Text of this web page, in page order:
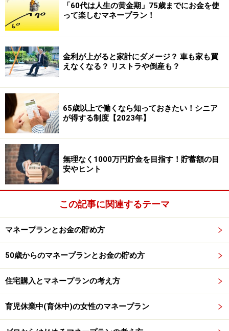
親同居シングルの人のうち、親にお金を納めている人は
約６割、金額は1ヶ月当たり３．５万円となっていま
す。一方、非親同居シングルの場合は、約３割の人が１
ヶ月当たり３万円のお金を納めており、親同居シングル
よりも割合は少ないものの、金額的には5000円の差にと
どまっています。
＜親に納めているお金＞
でも、親と同居ならお金にもゆとりがありそうなものな
のに、なぜ４割の人が親にお金を渡していないのでしょ
次のページは「親同居シングルの収入と自由に使えるお
金」
※記事内容は執筆時点のものです。最新の内容をご確認くださ
い。
本記事の内容は一般的な情報提供を目的としており、特定の金融
「60代は人生の黄金期」75歳までにお金を使
って楽しむマネープラン！
金利が上がると家計にダメージ？ 車も家も買
えなくなる？ リストラや倒産も？
65歳以上で働くなら知っておきたい！シニア
が得する制度【2023年】
無理なく1000万円貯金を目指す！貯蓄額の目
安やヒント
この記事に関連するテーマ
マネープランとお金の貯め方
50歳からのマネープランとお金の貯め方
住宅購入とマネープランの考え方
育児休業中(育休中)の女性のマネープラン